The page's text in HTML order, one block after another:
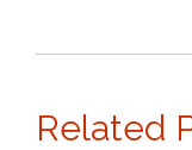
Related